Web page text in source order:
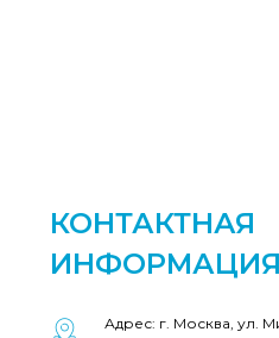
КОНТАКТНАЯ
ИНФОРМАЦИЯ
Адрес: г. Москва, ул.